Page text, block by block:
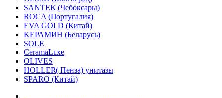
SANTEK (Чебоксары)
ROCA (Португалия)
EVA GOLD (Китай)
KЕРАМИН (Беларусь)
SOLE
CeramaLuxe
OLIVES
HOLLER( Пенза) унитазы
SPARO (Китай)